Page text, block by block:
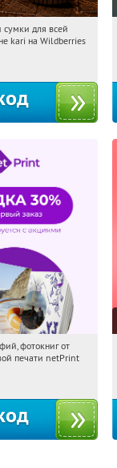
Получили:
сумки для всей
kari на Wildberries
Получили:
фотокниг от
печати netPrint